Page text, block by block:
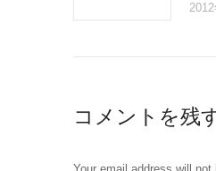
コメントを残